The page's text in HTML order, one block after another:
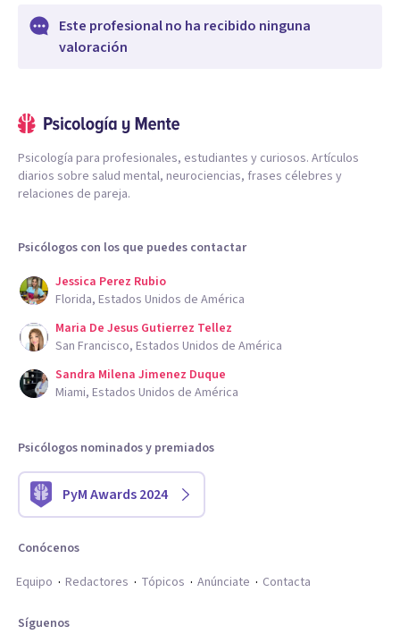
Este profesional no ha recibido ninguna
valoración
Psicología para profesionales, estudiantes y curiosos. Artículos
diarios sobre salud mental, neurociencias, frases célebres y
relaciones de pareja.
Psicólogos con los que puedes contactar
Jessica Perez Rubio
Florida, Estados Unidos de América
Maria De Jesus Gutierrez Tellez
San Francisco, Estados Unidos de América
Sandra Milena Jimenez Duque
Miami, Estados Unidos de América
Psicólogos nominados y premiados
PyM Awards 2024
Conócenos
Equipo
Redactores Tópicos Anúnciate Contacta
Síguenos